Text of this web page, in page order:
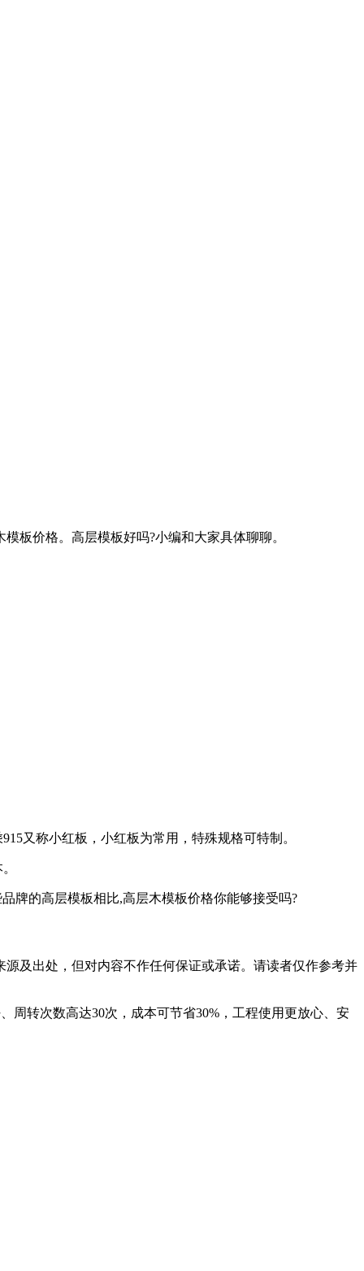
板价格。高层模板好吗?小编和大家具体聊聊。
又称小红板，小红板为常用，特殊规格可特制。
牌的高层模板相比,高层木模板价格你能够接受吗?
及出处，但对内容不作任何保证或承诺。请读者仅作参考并
周转次数高达30次，成本可节省30%，工程使用更放心、安